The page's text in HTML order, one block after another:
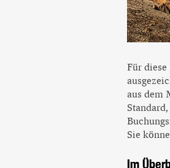
Für diese
aus dem
Sie
Im